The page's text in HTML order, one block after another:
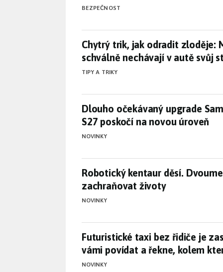
BEZPEČNOST
Chytrý trik, jak odradit
Chytrý trik, jak odradit zloděje:
schválně nechávají v autě svůj
TIPY A TRIKY
Dlouho očekávaný upgrade
Dlouho očekávaný upgrade
S27 poskočí na novou úroveň
NOVINKY
Robotický kentaur děsí.
Robotický kentaur děsí.
zachraňovat životy
NOVINKY
Futuristické taxi bez řidiče je
Futuristické taxi bez řidiče je
vámi povídat a řekne, kolem
NOVINKY